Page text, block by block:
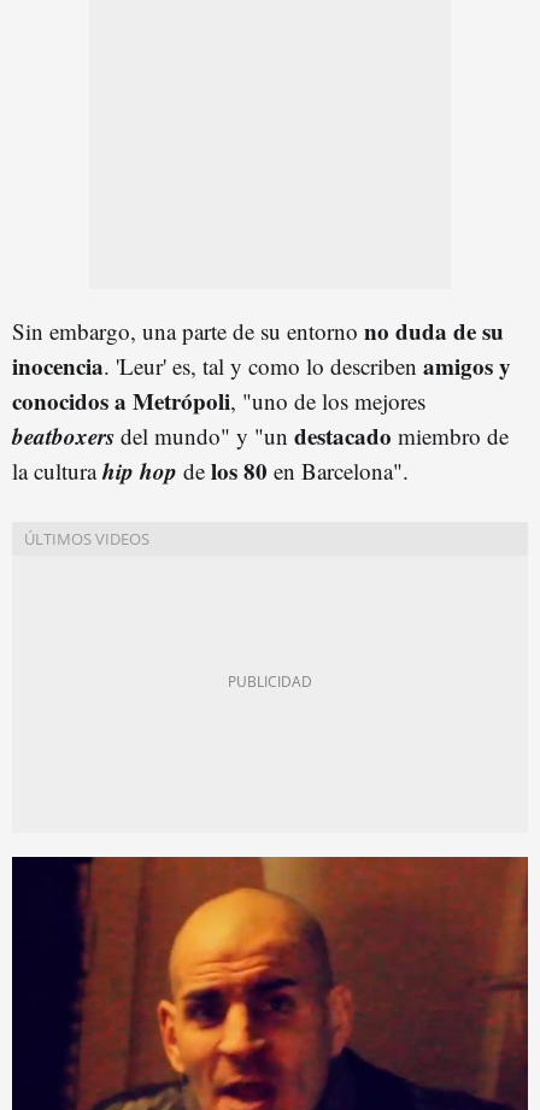
Sin embargo, una parte de su entorno no duda de su
inocencia. 'Leur' es, tal y como lo describen amigos y
conocidos a Metrópoli, "uno de los mejores
beatboxers del mundo" y "un destacado miembro de
la culturahip hop de los 80 en Barcelona".